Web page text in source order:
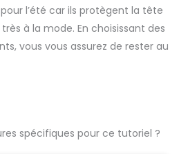
l’été car ils protègent la tête
à la mode. En choisissant des
vous vous assurez de rester au
spécifiques pour ce tutoriel ?